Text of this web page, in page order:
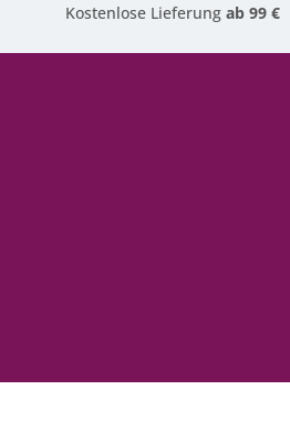
Kostenlose Lieferungab 99 €